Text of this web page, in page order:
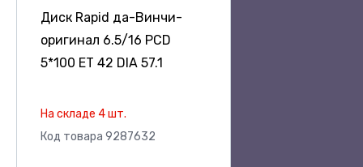
Диск Rapid да-Винчи-
оригинал 6.5/16 PCD
5*100 ET 42 DIA 57.1
На складе 4 шт.
Код товара 9287632